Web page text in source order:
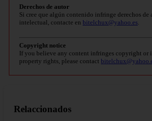
Derechos de autor
Si cree que algún contenido infringe derechos de
intelectual, contacte en bitelchux@yahoo.es
Copyright notice
If you believe any content infringes copyright or
property rights, please contact
Relaccionados